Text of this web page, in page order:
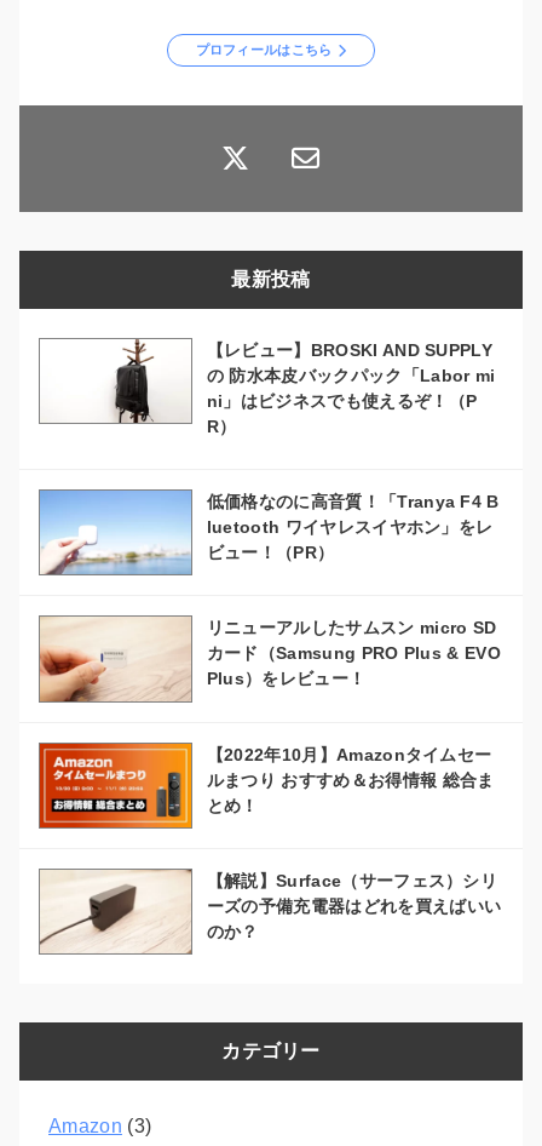
プロフィールはこちら
最新投稿
【レビュー】BROSKI AND SUPPLY
の 防水本皮バックパック「Labor mi
ni」はビジネスでも使えるぞ！（P
R）
低価格なのに高音質！「Tranya F4 B
luetooth ワイヤレスイヤホン」をレ
ビュー！（PR）
リニューアルしたサムスン micro SD
カード（Samsung PRO Plus & EVO
Plus）をレビュー！
【2022年10月】Amazonタイムセー
ルまつり おすすめ＆お得情報 総合ま
とめ！
【解説】Surface（サーフェス）シリ
ーズの予備充電器はどれを買えばいい
のか？
カテゴリー
Amazon (3)